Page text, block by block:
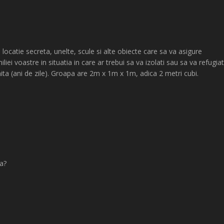
secreta, unelte, scule si alte obiecte care sa va asigure
voastre in situatia in care ar trebui sa va izolati sau sa va
(ani de zile). Groapa are 2m x 1m x 1m, adica 2 metri cubi.